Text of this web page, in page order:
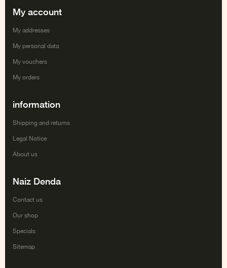
My account
My addresses
My personal data
My vouchers
My orders
information
Shipping and returns
Legal Notice
About us
Naiz Denda
Contact us
Our shop
Specials
Sitemap